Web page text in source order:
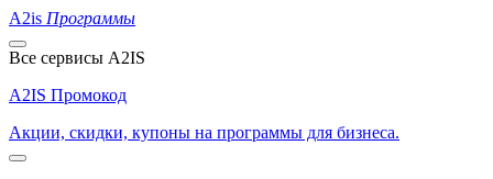
A2is Программы
Все сервисы A2IS
A2IS Промокод
Акции, скидки, купоны на программы для бизнеса.